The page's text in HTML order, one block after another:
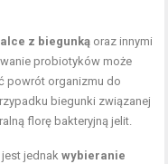
z biegunką oraz innymi
probiotyków może
powrót organizmu do
biegunki związanej
florę bakteryjną jelit.
jest jednakwybieranie